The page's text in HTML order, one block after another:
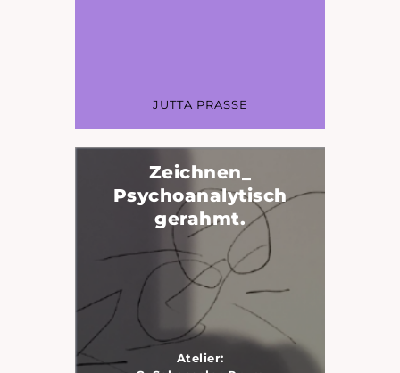
JUTTA PRASSE
Zeichnen_
Psychoanalytisch
gerahmt.
Atelier: